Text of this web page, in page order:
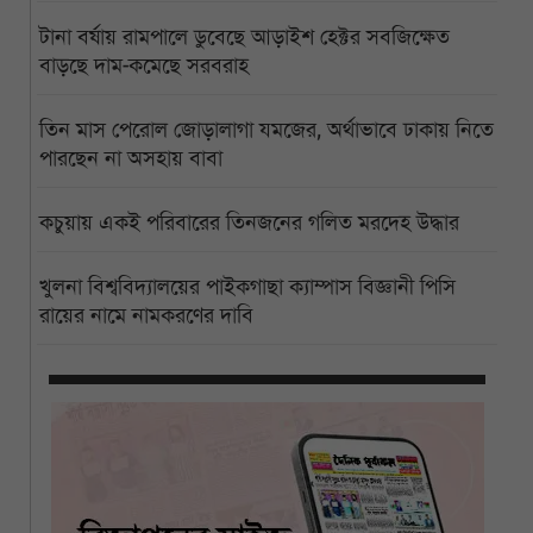
টানা বর্ষায় রামপালে ডুবেছে আড়াইশ হেক্টর সবজিক্ষেত
বাড়ছে দাম-কমেছে সরবরাহ
তিন মাস পেরোল জোড়ালাগা যমজের, অর্থাভাবে ঢাকায় নিতে
পারছেন না অসহায় বাবা
কচুয়ায় একই পরিবারের তিনজনের গলিত মরদেহ উদ্ধার
খুলনা বিশ্ববিদ্যালয়ের পাইকগাছা ক্যাম্পাস বিজ্ঞানী পিসি
রায়ের নামে নামকরণের দাবি